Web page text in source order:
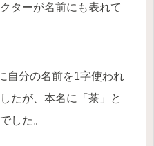
ターが名前にも表れて
自分の名前を1字使われ
たが、本名に「茶」と
した。